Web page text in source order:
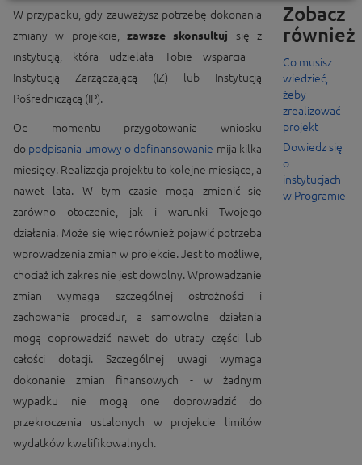
W przypadku, gdy zauważysz potrzebę dokonania
zmiany w projekcie, zawsze skonsultuj się z
instytucją, która udzielała Tobie wsparcia –
Instytucją Zarządzającą (IZ) lub Instytucją
Pośredniczącą (IP).
Od momentu przygotowania wniosku
do podpisania umowy o dofinansowanie mija kilka
miesięcy. Realizacja projektu to kolejne miesiące, a
nawet lata. W tym czasie mogą zmienić się
zarówno otoczenie, jak i warunki Twojego
działania. Może się więc również pojawić potrzeba
wprowadzenia zmian w projekcie. Jest to możliwe,
chociaż ich zakres nie jest dowolny. Wprowadzanie
zmian wymaga szczególnej ostrożności i
zachowania procedur, a samowolne działania
mogą doprowadzić nawet do utraty części lub
całości dotacji. Szczególnej uwagi wymaga
dokonanie zmian finansowych - w żadnym
wypadku nie mogą one doprowadzić do
przekroczenia ustalonych w projekcie limitów
wydatków kwalifikowalnych.
Zobacz
również
Co musisz
wiedzieć,
żeby
zrealizować
projekt
Dowiedz się
o
instytucjach
w Programie